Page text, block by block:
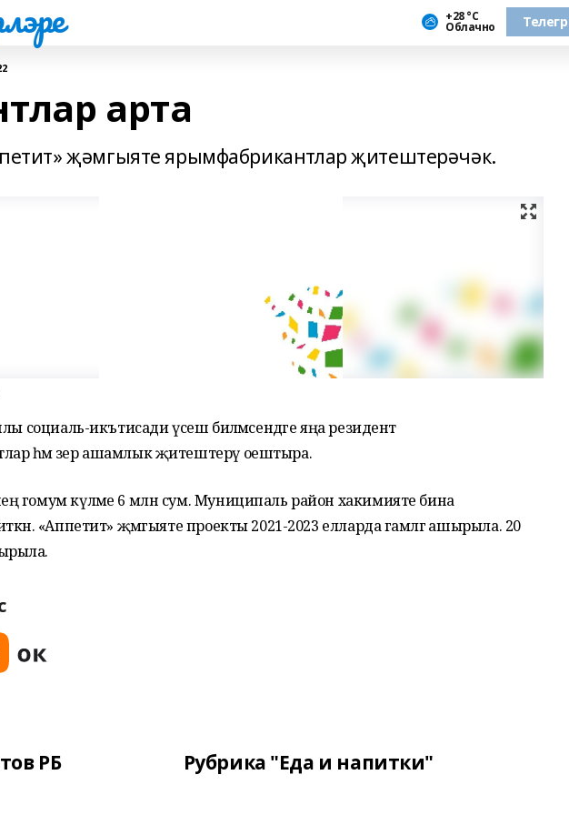
+28 °С
Облачно
арта
җәмгыяте ярымфабрикантлар җитештерәчәк.
социаль-икътисади үсеш биләмәсендәге яңа резидент
һәм әзер ашамлык җитештерү оештыра.
гомум күләме 6 млн сум. Муниципаль район хакимияте бина
«Аппетит» җәмгыяте проекты 2021-2023 елларда гамәлгә ашырыла. 20
РБ Рубрика "Еда и напитки"